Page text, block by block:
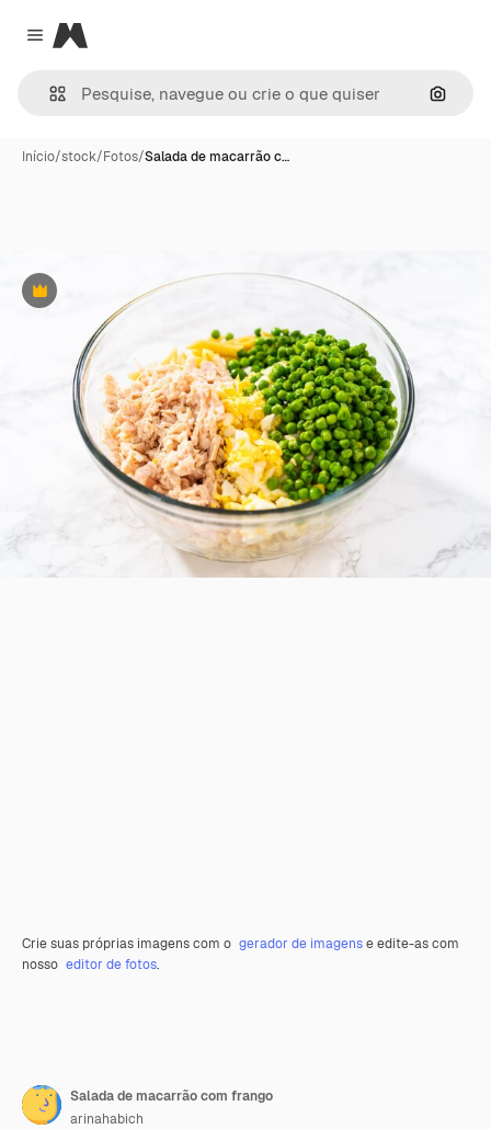
Close menu
Magnific
Início/stock/Fotos/Salada de macarrão c…
Premium
Crie suas próprias imagens com o gerador de imagense edite-as com
nosso editor de fotos.
Salada de macarrão com frango
arinahabich